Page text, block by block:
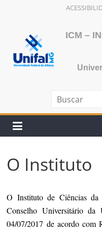
ICM –
O Instituto
O Instituto de Ciências
Conselho Universitário
04/07/2017 de acordo com